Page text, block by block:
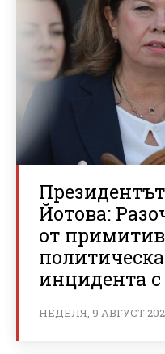
Йотова:
от
инцидента с
НЕДЕЛЯ, 9 АВГУСТ